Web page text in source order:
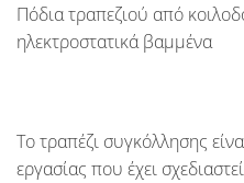
Πόδια τραπεζιού από
ηλεκτροστατικά βαμμένα
Το τραπέζι συγκόλλησης
εργασίας που έχει